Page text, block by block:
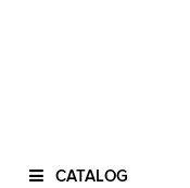
CATALOG